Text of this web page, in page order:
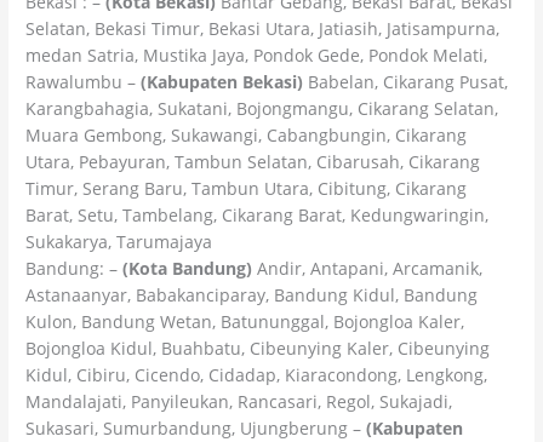
Selatan, Bekasi Timur, Bekasi Utara, Jatiasih, Jatisampurna,
medan Satria, Mustika Jaya, Pondok Gede, Pondok Melati,
Rawalumbu –(Kabupaten Bekasi) Babelan, Cikarang Pusat,
Karangbahagia, Sukatani, Bojongmangu, Cikarang Selatan,
Muara Gembong, Sukawangi, Cabangbungin, Cikarang
Utara, Pebayuran, Tambun Selatan, Cibarusah, Cikarang
Timur, Serang Baru, Tambun Utara, Cibitung, Cikarang
Barat, Setu, Tambelang, Cikarang Barat, Kedungwaringin,
Sukakarya, Tarumajaya
Bandung: –(Kota Bandung) Andir, Antapani, Arcamanik,
Astanaanyar, Babakanciparay, Bandung Kidul, Bandung
Kulon, Bandung Wetan, Batununggal, Bojongloa Kaler,
Bojongloa Kidul, Buahbatu, Cibeunying Kaler, Cibeunying
Kidul, Cibiru, Cicendo, Cidadap, Kiaracondong, Lengkong,
Mandalajati, Panyileukan, Rancasari, Regol, Sukajadi,
Sukasari, Sumurbandung, Ujungberung –(Kabupaten